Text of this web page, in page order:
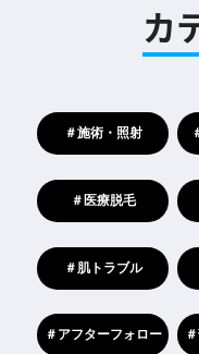
カ
＃施術・照射
＃医療脱毛
＃肌トラブル
＃アフターフォロー